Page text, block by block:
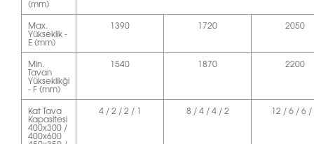
(mm)
Max.
Yükseklik -
E (mm)
1390 1720 2050
Min.
Tavan
Yükseklikği
- F (mm)
1540 1870 2200
Kat Tava
Kapasitesi
400x300 /
400x600
4 / 2 / 2 / 1 8 / 4 / 4 / 2 12 / 6 / 6 /